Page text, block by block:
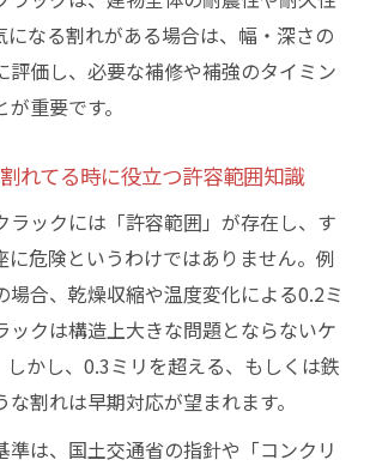
になる割れがある場合は、幅・深さの
評価し、必要な補修や補強のタイミン
重要です。
れてる時に役立つ許容範囲知識
ラックには「許容範囲」が存在し、す
に危険というわけではありません。例
場合、乾燥収縮や温度変化による0.2ミ
ックは構造上大きな問題とならないケ
しかし、0.3ミリを超える、もしくは鉄
割れは早期対応が望まれます。
準は、国土交通省の指針や「コンクリ